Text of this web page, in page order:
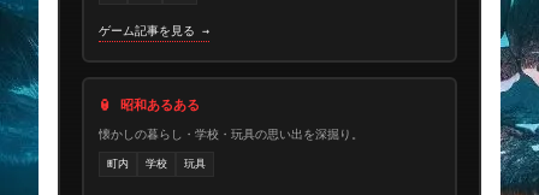
ゲーム記事を見る →
🏮 昭和あるある
懐かしの暮らし・学校・玩具の思い出を深掘り。
町内 学校 玩具